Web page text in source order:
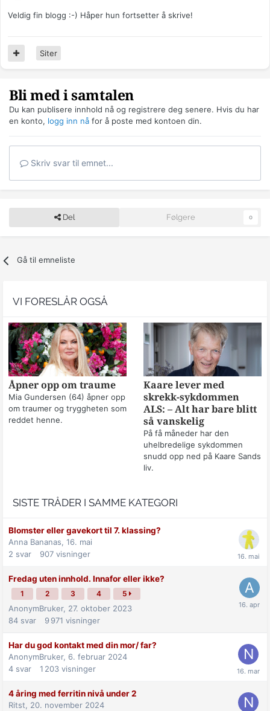
Veldig fin blogg :-) Håper hun fortsetter å skrive!
Siter
Bli med i samtalen
Du kan publisere innhold nå og registrere deg senere. Hvis du har
en konto, logg inn nå for å poste med kontoen din.
Skriv svar til emnet...
Del Følgere 0
Gå til emneliste
VI FORESLÅR OGSÅ
Åpner opp om traume
Mia Gundersen (64) åpner opp
om traumer og tryggheten som
reddet henne.
Kaare lever med
skrekk-sykdommen
ALS: – Alt har bare blitt
så vanskelig
På få måneder har den
uhelbredelige sykdommen
snudd opp ned på Kaare Sands
liv.
SISTE TRÅDER I SAMME KATEGORI
Blomster eller gavekort til 7. klassing?
Anna Bananas, 16. mai
2 svar 907 visninger
Fredag uten innhold. Innafor eller ikke?
1 2 3 4 5
AnonymBruker, 27. oktober 2023
84 svar 9 971 visninger
Har du god kontakt med din mor/ far?
AnonymBruker, 6. februar 2024
4 svar 1 203 visninger
4 åring med ferritin nivå under 2
Ritst, 20. november 2024